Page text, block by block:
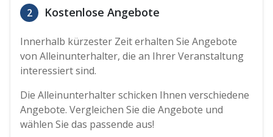
2 Kostenlose Angebote
Innerhalb kürzester Zeit erhalten Sie Angebote
von Alleinunterhalter, die an Ihrer Veranstaltung
interessiert sind.
Die Alleinunterhalter schicken Ihnen verschiedene
Angebote. Vergleichen Sie die Angebote und
wählen Sie das passende aus!